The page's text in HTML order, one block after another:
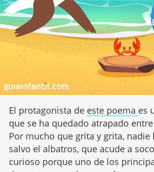
El protagonista de este poema es
que se ha quedado atrapado
Por mucho que grita y grita, nadie
salvo el albatros, que acude a
curioso porque uno de los